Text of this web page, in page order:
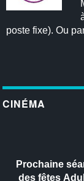
poste fixe). Ou
CINÉMA
Prochaine
des fêtes